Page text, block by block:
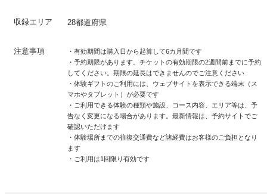
収録エリア 28都道府県
注意事項
・有効期間は購入日から起算して6カ月間です
・予約期限があります。チケットの有効期限の2週間前までに予約
してください。期限の延長はできませんのでご注意ください
・体験ギフトのご利用には、ウェブサイトを表示できる端末（ス
マホやタブレット）が必要です
・ご利用できる体験の種類や施設、コース内容、エリア等は、予
告なく変更になる場合があります。最新情報は、予約サイトでご
確認いただけます
・体験場所までの往復交通費など諸経費はお客様のご負担となり
ます
・ご利用は1回限り有効です